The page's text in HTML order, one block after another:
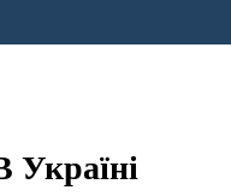
Україні